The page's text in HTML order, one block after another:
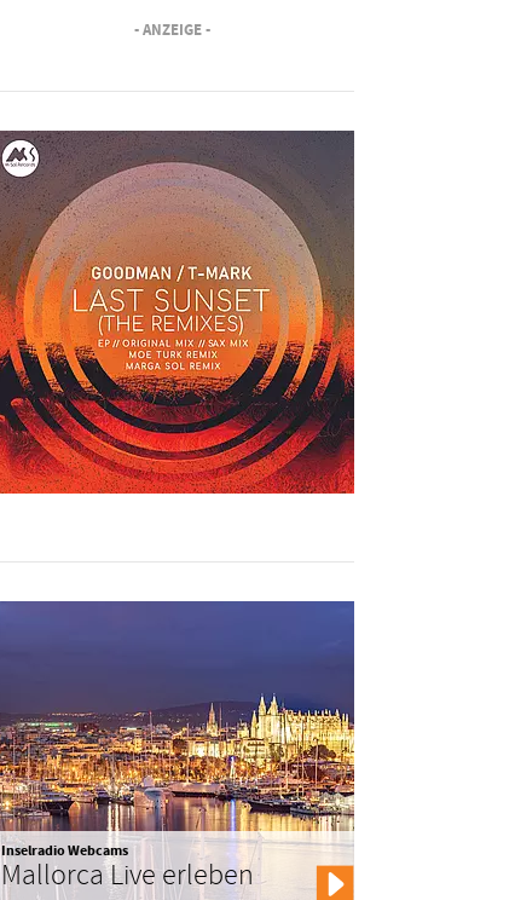
- ANZEIGE -
Inselradio Webcams
Mallorca Live erleben